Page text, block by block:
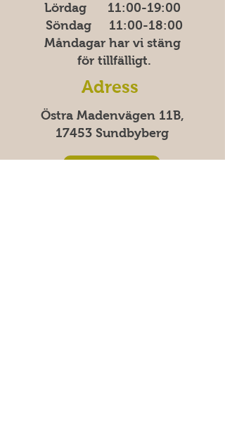
Lördag 11:00-19:00
Söndag 11:00-18:00
Måndagar har vi stäng
för tillfälligt.
Adress
Östra Madenvägen 11B,
17453 Sundbyberg